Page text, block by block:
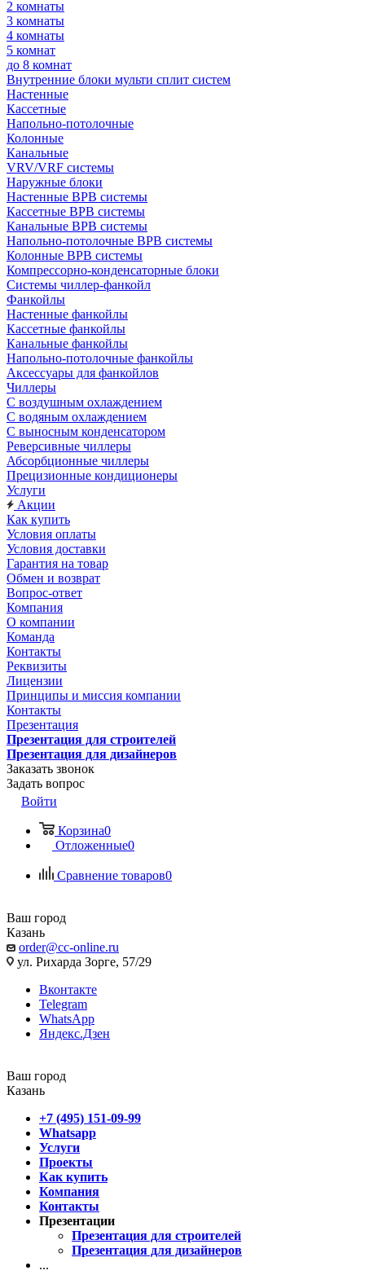
2 комнаты
3 комнаты
4 комнаты
5 комнат
до 8 комнат
Внутренние блоки мульти сплит систем
Настенные
Кассетные
Напольно-потолочные
Колонные
Канальные
VRV/VRF системы
Наружные блоки
Настенные ВРВ системы
Кассетные ВРВ системы
Канальные ВРВ системы
Напольно-потолочные ВРВ системы
Колонные ВРВ системы
Компрессорно-конденсаторные блоки
Системы чиллер-фанкойл
Фанкойлы
Настенные фанкойлы
Кассетные фанкойлы
Канальные фанкойлы
Напольно-потолочные фанкойлы
Аксессуары для фанкойлов
Чиллеры
С воздушным охлаждением
С водяным охлаждением
С выносным конденсатором
Реверсивные чиллеры
Абсорбционные чиллеры
Прецизионные кондиционеры
Услуги
Акции
Как купить
Условия оплаты
Условия доставки
Гарантия на товар
Обмен и возврат
Вопрос-ответ
Компания
О компании
Команда
Контакты
Реквизиты
Лицензии
Принципы и миссия компании
Контакты
Презентация
Презентация для строителей
Презентация для дизайнеров
Заказать звонок
Задать вопрос
Войти
Корзина0
Отложенные0
Сравнение товаров0
Ваш город
Казань
order@cc-online.ru
ул. Рихарда Зорге, 57/29
Вконтакте
Telegram
WhatsApp
Яндекс.Дзен
Ваш город
Казань
+7 (495) 151-09-99
Whatsapp
Услуги
Проекты
Как купить
Компания
Контакты
Презентации
Презентация для строителей
Презентация для дизайнеров
...